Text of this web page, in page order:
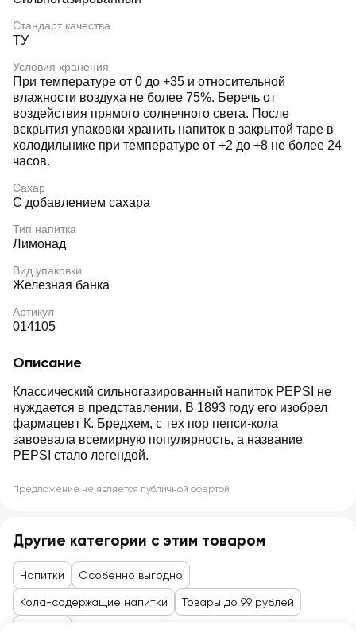
Стандарт качества
ТУ
Условия хранения
При температуре от 0 до +35 и относительной
влажности воздуха не более 75%. Беречь от
воздействия прямого солнечного света. После
вскрытия упаковки хранить напиток в закрытой таре в
холодильнике при температуре от +2 до +8 не более 24
часов.
Сахар
С добавлением сахара
Тип напитка
Лимонад
Вид упаковки
Железная банка
Артикул
014105
Описание
Классический сильногазированный напиток PEPSI не
нуждается в представлении. В 1893 году его изобрел
фармацевт К. Бредхем, с тех пор пепси-кола
завоевала всемирную популярность, а название
PEPSI стало легендой.
Предложение не является публичной офертой
Другие категории с этим товаром
Напитки Особенно выгодно
Кола-содержащие напитки Товары до 99 рублей